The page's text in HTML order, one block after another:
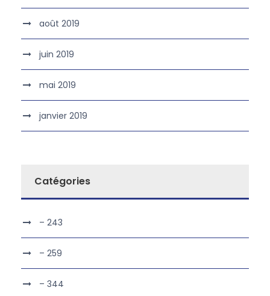
août 2019
juin 2019
mai 2019
janvier 2019
Catégories
– 243
– 259
– 344